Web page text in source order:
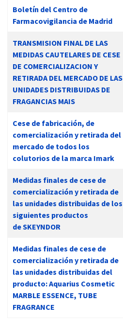
Boletín del Centro de
Farmacovigilancia de Madrid
TRANSMISION FINAL DE LAS
MEDIDAS CAUTELARES DE CESE
DE COMERCIALIZACION Y
RETIRADA DEL MERCADO DE LAS
UNIDADES DISTRIBUIDAS DE
FRAGANCIAS MAIS
Cese de fabricación, de
comercialización y retirada del
mercado de todos los
colutorios de la marca Imark
Medidas finales de cese de
comercialización y retirada de
las unidades distribuidas de los
siguientes productos
de SKEYNDOR
Medidas finales de cese de
comercialización y retirada de
las unidades distribuidas del
producto: Aquarius Cosmetic
MARBLE ESSENCE, TUBE
FRAGRANCE